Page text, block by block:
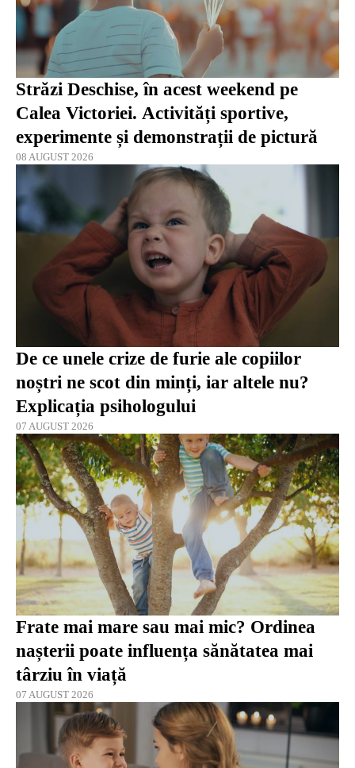
Străzi Deschise, în acest weekend pe
Calea Victoriei. Activități sportive,
experimente și demonstrații de pictură
08 AUGUST 2026
De ce unele crize de furie ale copiilor
noștri ne scot din minți, iar altele nu?
Explicația psihologului
07 AUGUST 2026
Frate mai mare sau mai mic? Ordinea
nașterii poate influența sănătatea mai
târziu în viață
07 AUGUST 2026